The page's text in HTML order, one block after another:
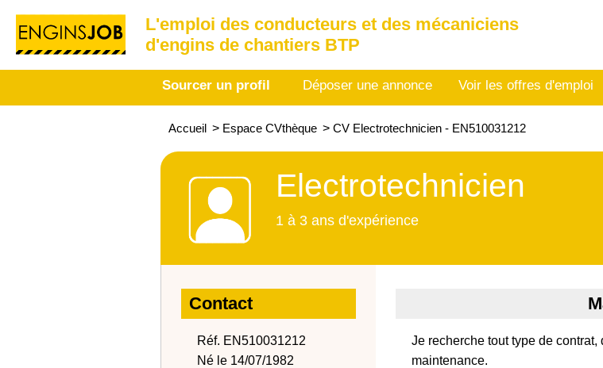
L'emploi des conducteurs et des mécaniciens
d'engins de chantiers BTP
Sourcer un profil Déposer une annonce Voir les offres d'emploi
Accueil > Espace CVthèque > CV Electrotechnicien - EN510031212
Electrotechnicien
1 à 3 ans d'expérience
Contact
Réf. EN510031212
Né le 14/07/1982
Je recherche tout type de
maintenance.